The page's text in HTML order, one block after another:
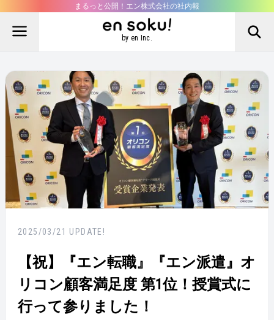
まるっと公開！エン株式会社の社内報
by en Inc.
2025/03/21 UPDATE!
【祝】『エン転職』『エン派遣』オ
リコン顧客満足度 第1位！授賞式に
行って参りました！